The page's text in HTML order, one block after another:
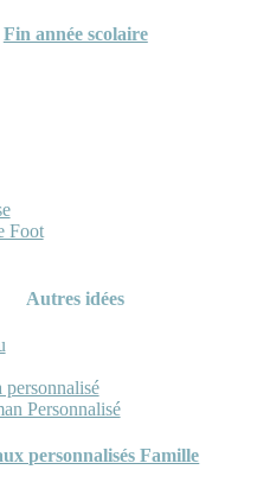
Fin année scolaire
Foot
Autres idées
personnalisé
Personnalisé
personnalisés Famille